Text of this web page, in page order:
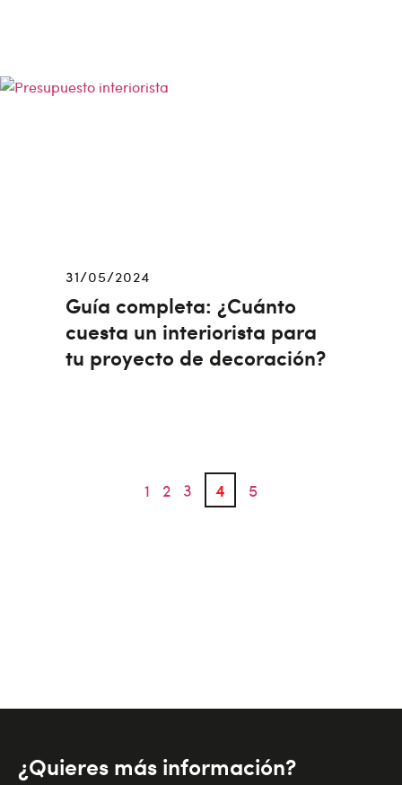
Guía completa: ¿Cuánto
cuesta un interiorista para
tu proyecto de decoración?
31/05/2024
1 2 3 4 5
¿Quieres más información?